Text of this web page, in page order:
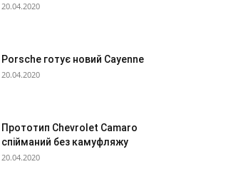
20.04.2020
Porsche готує новий Cayenne
20.04.2020
Прототип Chevrolet Camaro
спійманий без камуфляжу
20.04.2020